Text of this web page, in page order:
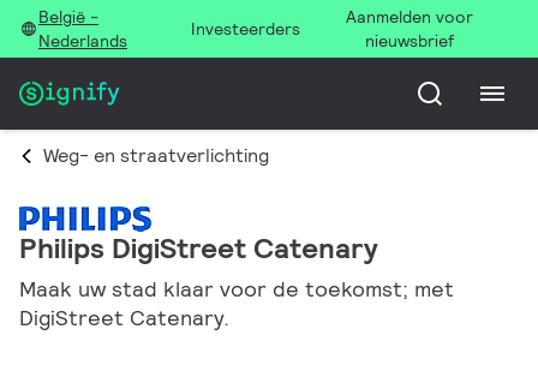
België -
Nederlands
Investeerders
Aanmelden voor
nieuwsbrief
Weg- en straatverlichting
Philips DigiStreet Catenary
Maak uw stad klaar voor de toekomst; met
DigiStreet Catenary.